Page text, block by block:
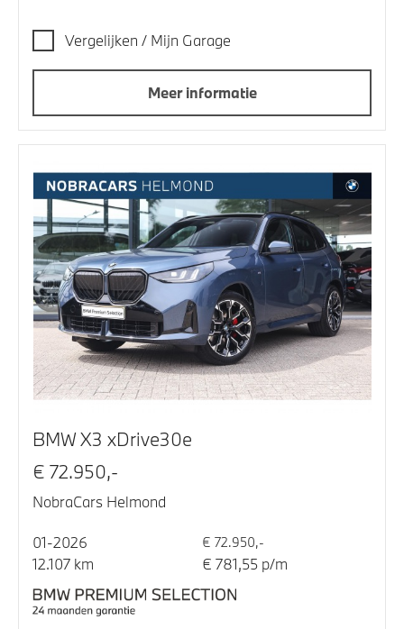
Vergelijken / Mijn Garage
Meer informatie
BMW X3 xDrive30e
€ 72.950,-
NobraCars Helmond
01-2026 € 72.950,-
12.107 km € 781,55 p/m